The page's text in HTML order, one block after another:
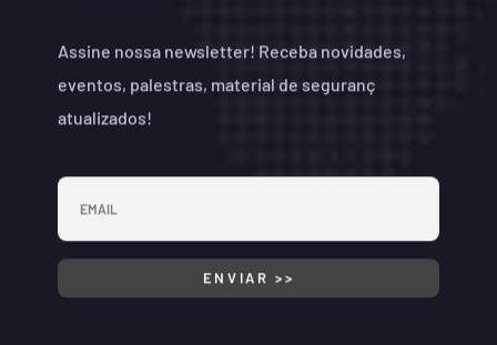
Assine nossa newsletter! Receba novidades,
eventos, palestras, material de seguranç
atualizados!